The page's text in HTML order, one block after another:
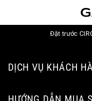
Đặt trước
DỊCH VỤ KHÁCH